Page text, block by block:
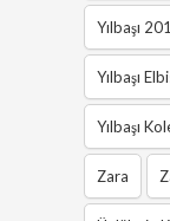
Yılbaşı
Yılbaşı
Yılbaşı
Zara